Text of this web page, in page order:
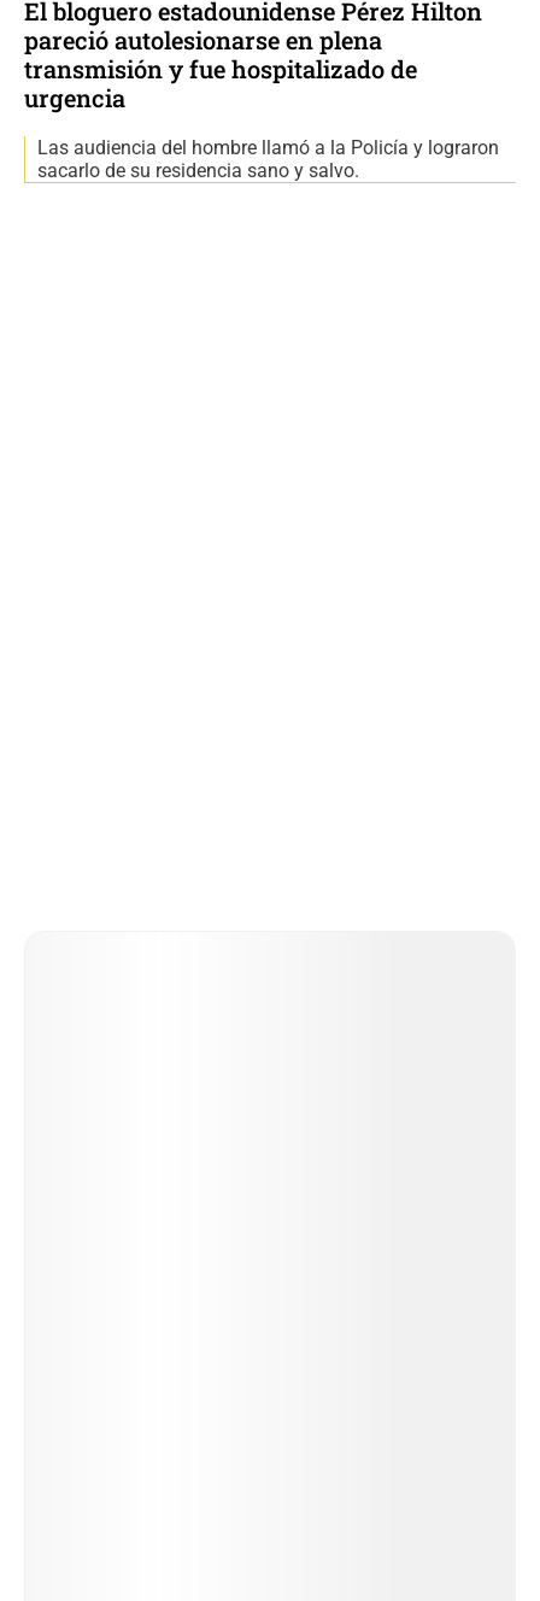
El bloguero estadounidense Pérez Hilton
pareció autolesionarse en plena
transmisión y fue hospitalizado de
urgencia
Las audiencia del hombre llamó a la Policía y lograron
sacarlo de su residencia sano y salvo.